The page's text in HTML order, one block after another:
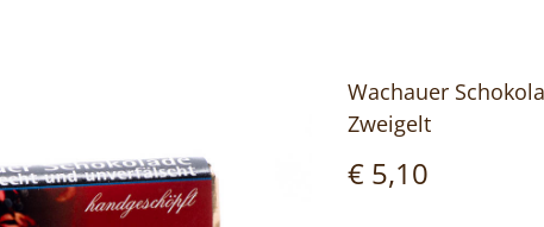
Wachauer
Zweigelt
€ 5,10